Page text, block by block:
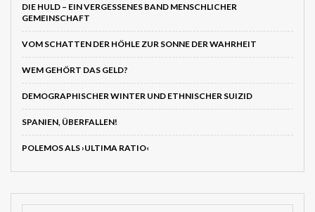
DIE HULD – EIN VERGESSENES BAND MENSCHLICHER
GEMEINSCHAFT
VOM SCHATTEN DER HÖHLE ZUR SONNE DER WAHRHEIT
WEM GEHÖRT DAS GELD?
DEMOGRAPHISCHER WINTER UND ETHNISCHER SUIZID
SPANIEN, ÜBERFALLEN!
POLEMOS ALS ›ULTIMA RATIO‹